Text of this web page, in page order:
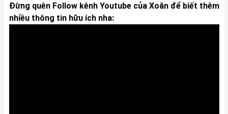
Đừng quên Follow kênh Youtube của Xoăn để biết thêm
nhiều thông tin hữu ích nha: